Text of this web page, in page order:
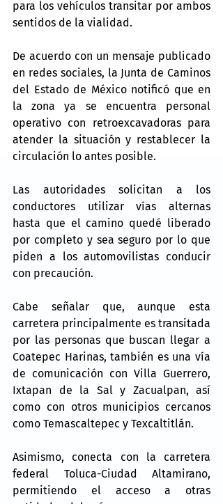
para los vehículos transitar por ambos
sentidos de la vialidad.
De acuerdo con un mensaje publicado
en redes sociales, la Junta de Caminos
del Estado de México notificó que en
la zona ya se encuentra personal
operativo con retroexcavadoras para
atender la situación y restablecer la
circulación lo antes posible.
Las autoridades solicitan a los
conductores utilizar vías alternas
hasta que el camino quedé liberado
por completo y sea seguro por lo que
piden a los automovilistas conducir
con precaución.
Cabe señalar que, aunque esta
carretera principalmente es transitada
por las personas que buscan llegar a
Coatepec Harinas, también es una vía
de comunicación con Villa Guerrero,
Ixtapan de la Sal y Zacualpan, así
como con otros municipios cercanos
como Temascaltepec y Texcaltitlán.
Asimismo, conecta con la carretera
federal Toluca-Ciudad Altamirano,
permitiendo el acceso a otras